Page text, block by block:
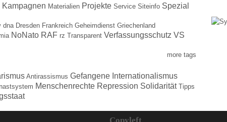
Kampagnen Materialien Projekte Service Siteinfo Spezial
dna Dresden Frankreich Geheimdienst Griechenland
NoNato RAF rz Transparent Verfassungsschutz VS
more tags
Antirassismus Gefangene Internationalismus
Menschenrechte Repression Solidarität Tipps
Copyleft